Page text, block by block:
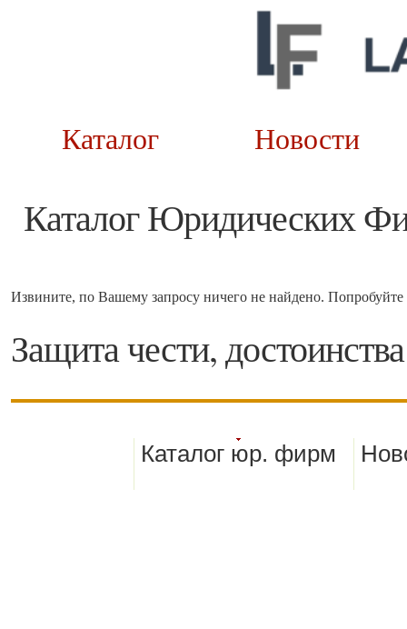
Каталог
Каталог Юридических
Извините, по Вашему запросу ничего не найдено. Попробуйте
Защита чести,
Каталог юр. фирм